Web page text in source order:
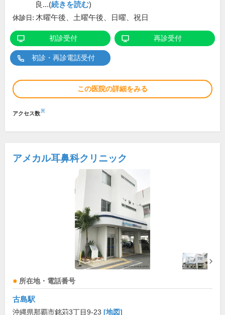
良...(続きを読む)
休診日: 木曜午後、土曜午後、日曜、祝日
初診受付 再診受付
初診・再診電話受付
この医院の詳細をみる
アクセス数※
アメカル耳鼻科クリニック
所在地・電話番号
古島駅
沖縄県那覇市銘苅3丁目9-23 [地図]